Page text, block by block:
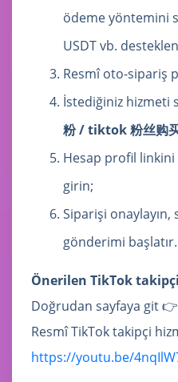
ödeme yöntemini
USDT vb.
Resmî oto-sipariş
İstediğiniz hizmeti
粉 / tiktok 粉丝购
Hesap profil
girin;
Siparişi
gönderimi başlatır.
Önerilen TikTok
Doğrudan sayfaya git 👉
Resmî TikTok takipçi
https://youtu.be/